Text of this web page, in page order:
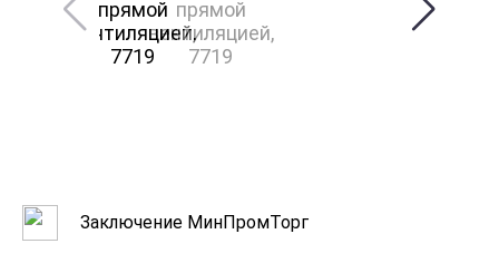
Заключение МинПромТорг